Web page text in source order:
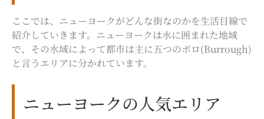
ここでは、ニューヨークがどんな街なのかを生活目線で
紹介していきます。ニューヨークは水に囲まれた地域
で、その水域によって都市は主に五つのボロ(Burrough)
と言うエリアに分かれています。
ニューヨークの人気エリア